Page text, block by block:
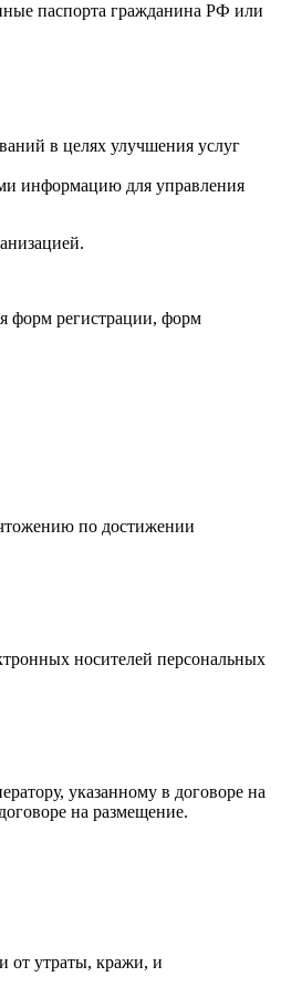
паспорта гражданина РФ или
в целях улучшения услуг
информацию для управления
форм регистрации, форм
по достижении
носителей персональных
указанному в договоре на
на размещение.
от утраты, кражи, и